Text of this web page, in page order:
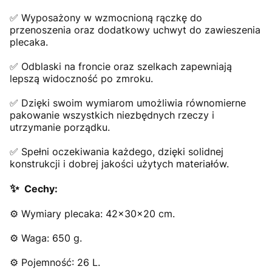
✅ Wyposażony w wzmocnioną rączkę do
przenoszenia oraz dodatkowy uchwyt do zawieszenia
plecaka.
✅ Odblaski na froncie oraz szelkach zapewniają
lepszą widoczność po zmroku.
✅ Dzięki swoim wymiarom umożliwia równomierne
pakowanie wszystkich niezbędnych rzeczy i
utrzymanie porządku.
✅ Spełni oczekiwania każdego, dzięki solidnej
konstrukcji i dobrej jakości użytych materiałów.
✨ Cechy:
⚙️ Wymiary plecaka: 42x30x20 cm.
⚙️ Waga: 650 g.
⚙️ Pojemność: 26 L.